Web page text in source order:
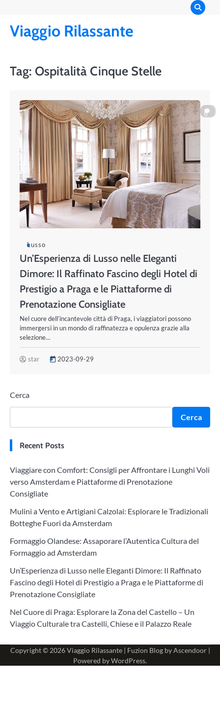
content
Viaggio Rilassante
Tag: Ospitalità Cinque Stelle
0
Lusso
Un’Esperienza di Lusso nelle Eleganti
Dimore: Il Raffinato Fascino degli Hotel di
Prestigio a Praga e le Piattaforme di
Prenotazione Consigliate
Nel cuore dell’incantevole città di Praga, i viaggiatori possono
immergersi in un mondo di raffinatezza e opulenza grazie alla
selezione…
star 2023-09-29
Cerca
Cerca
Recent Posts
Viaggiare con Comfort: Consigli per Affrontare i Lunghi Voli
verso Amsterdam e Piattaforme di Prenotazione
Consigliate
Mulini a Vento e Artigiani Calzolai: Esplorare le Tradizionali
Botteghe Fuori da Amsterdam
Formaggio Olandese: Assaporare l’Autentica Cultura del
Formaggio ad Amsterdam
Un’Esperienza di Lusso nelle Eleganti Dimore: Il Raffinato
Fascino degli Hotel di Prestigio a Praga e le Piattaforme di
Prenotazione Consigliate
Nel Cuore di Praga: Esplorare la Zona del Castello – Un
Viaggio Culturale tra Castelli, Chiese e il Palazzo Reale
Copyright © 2026Viaggio Rilassante| Fuzion Blog byAscendoor|
Powered byWordPress.